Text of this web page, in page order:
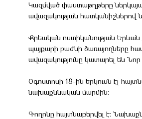
Կազմված փաստաթղթերը
ավազակության հատկանիշներով
Քրեական ոստիկանության Երևան
պայքարի բաժնի ծառայողները
ավազակությունը կատարել են
Օգոստոսի 18-ին երկուսն էլ
նախաքննական մարմին։
Գողոնը հայտնաբերվել է։